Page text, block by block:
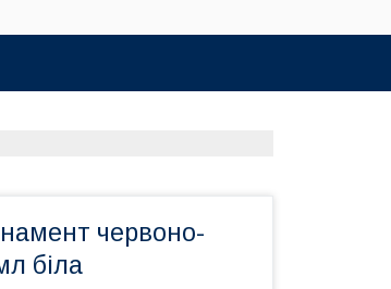
червоно-
біла